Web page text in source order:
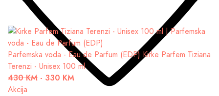
Parfemska voda - Eau de Parfum (EDP) Kirke Parfem Tiziana
Terenzi - Unisex 100 ml
430 KM - 330 KM
Akcija